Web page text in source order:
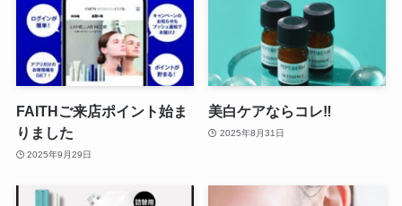
FAITHご来店ポイント始ま
りました
2025年9月29日
美白ケアならコレ‼
2025年8月31日